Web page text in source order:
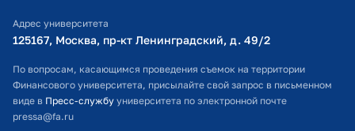
Оплата обучения
Расписание занятий
Студенческий офис
Официальный адрес электронной почты
Адрес университета
125167, Москва, пр-кт Ленинградский, д. 49/2​
По вопросам, касающимся проведения съемок на территории
Финансового университета, присылайте свой запрос в письменном
виде в Пресс-службу университета по электронной почте
pressa@fa.ru